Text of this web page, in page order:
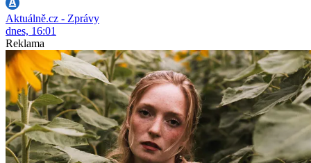
Aktuálně.cz - Zprávy
dnes, 16:01
Reklama